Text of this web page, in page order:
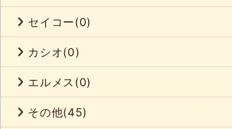
セイコー(0)
カシオ(0)
エルメス(0)
その他(45)